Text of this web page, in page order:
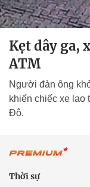
Kẹt dây ga,
ATM
Người đàn ông
khiến chiếc xe lao
Độ.
Thời sự